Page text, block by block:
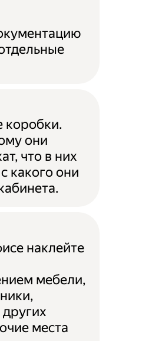
коробки.
они
что в них
какого они
наклейте
мебели,
места